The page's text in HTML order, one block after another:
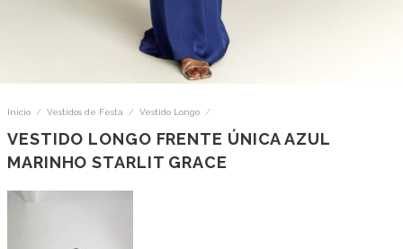
Início / Vestidos de Festa / Vestido Longo /
VESTIDO LONGO FRENTE ÚNICA AZUL
MARINHO STARLIT GRACE